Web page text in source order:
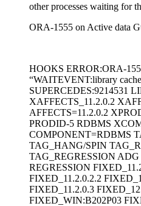
other processes waiting for
ORA-1555 on Active data
HOOKS ERROR:ORA-
“WAITEVENT:library
SUPERCEDES:9214531
XAFFECTS_11.2.0.2
AFFECTS=11.2.0.2
PRODID-5 RDBMS
COMPONENT=RDBMS
TAG_HANG/SPIN
TAG_REGRESSION
REGRESSION
FIXED_11.2.0.2.2
FIXED_11.2.0.3
FIXED_WIN:B202P03